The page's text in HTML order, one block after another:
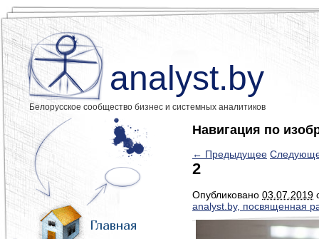
analyst.by
Белорусское сообщество бизнес и системных аналитиков
Главная
Навигация по
← Предыдущее
2
Опубликовано 03.07.2019
analyst.by, посвященная